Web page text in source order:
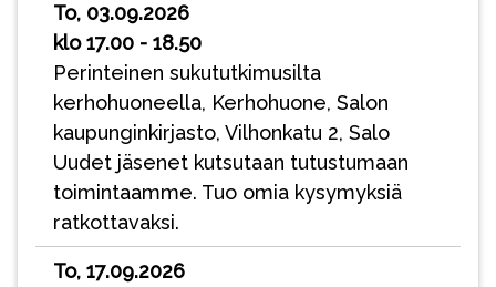
To, 03.09.2026
klo 17.00 - 18.50
Perinteinen sukututkimusilta
kerhohuoneella, Kerhohuone, Salon
kaupunginkirjasto, Vilhonkatu 2, Salo
Uudet jäsenet kutsutaan tutustumaan
toimintaamme. Tuo omia kysymyksiä
ratkottavaksi.
To, 17.09.2026